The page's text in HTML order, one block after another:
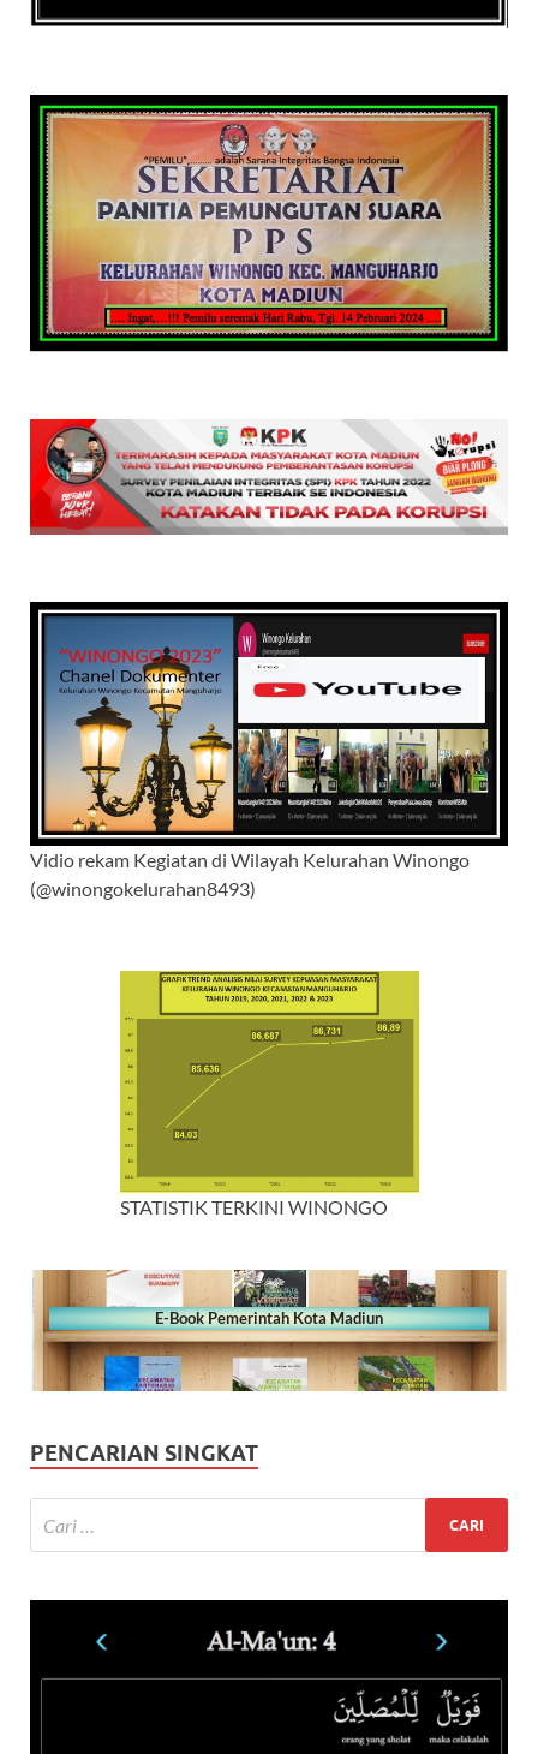
Vidio rekam Kegiatan di Wilayah Kelurahan Winongo
(@winongokelurahan8493)
STATISTIK TERKINI WINONGO
E-Book Pemerintah Kota Madiun
PENCARIAN SINGKAT